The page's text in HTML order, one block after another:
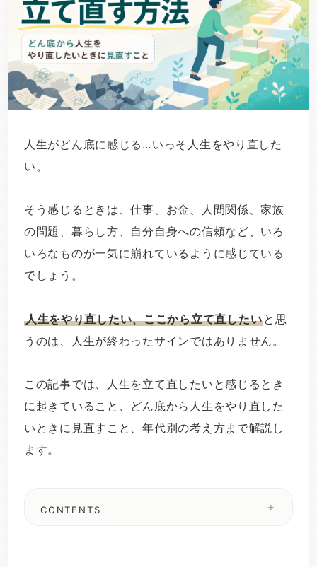
人生がどん底に感じる…いっそ人生をやり直した
い。
そう感じるときは、仕事、お金、人間関係、家族
の問題、暮らし方、自分自身への信頼など、いろ
いろなものが一気に崩れているように感じている
でしょう。
人生をやり直したい、ここから立て直したいと思
うのは、人生が終わったサインではありません。
この記事では、人生を立て直したいと感じるとき
に起きていること、どん底から人生をやり直した
いときに見直すこと、年代別の考え方まで解説し
ます。
CONTENTS